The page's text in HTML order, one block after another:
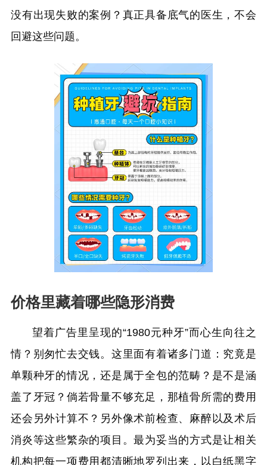
没有出现失败的案例？真正具备底气的医生，不会
回避这些问题。
价格里藏着哪些隐形消费
望着广告里呈现的“1980元种牙”而心生向往之
情？别匆忙去交钱。这里面有着诸多门道：究竟是
单颗种牙的情况，还是属于全包的范畴？是不是涵
盖了牙冠？倘若骨量不够充足，那植骨所需的费用
还会另外计算不？另外像术前检查、麻醉以及术后
消炎等这些繁杂的项目。最为妥当的方式是让相关
机构把每一项费用都清晰地罗列出来，以白纸黑字